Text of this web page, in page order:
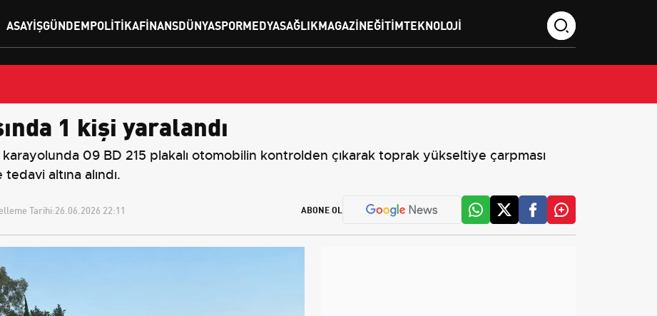
ASAYIŞGÜNDEMPOLITIKAFINANSDÜNYASPORMEDYASAĞLIKMAGAZINEĞITIMTEKNOLOJI
1 kişi yaralandı
karayolunda 09 BD 215 plakalı otomobilin kontrolden çıkarak toprak yükseltiye çarpması
altına alındı.
Tarihi:26.06.2026 22:11 ABONE OL